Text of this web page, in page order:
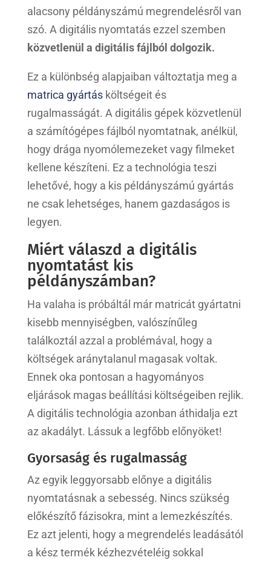
alacsony példányszámú megrendelésről van
szó. A digitális nyomtatás ezzel szemben
közvetlenül a digitális fájlból dolgozik.
Ez a különbség alapjaiban változtatja meg a
matrica gyártásköltségeit és
rugalmasságát. A digitális gépek közvetlenül
a számítógépes fájlból nyomtatnak, anélkül,
hogy drága nyomólemezeket vagy filmeket
kellene készíteni. Ez a technológia teszi
lehetővé, hogy a kis példányszámú gyártás
ne csak lehetséges, hanem gazdaságos is
legyen.
Miért válaszd a digitális
nyomtatást kis
példányszámban?
Ha valaha is próbáltál már matricát gyártatni
kisebb mennyiségben, valószínűleg
találkoztál azzal a problémával, hogy a
költségek aránytalanul magasak voltak.
Ennek oka pontosan a hagyományos
eljárások magas beállítási költségeiben rejlik.
A digitális technológia azonban áthidalja ezt
az akadályt. Lássuk a legfőbb előnyöket!
Gyorsaság és rugalmasság
Az egyik leggyorsabb előnye a digitális
nyomtatásnak a sebesség. Nincs szükség
előkészítő fázisokra, mint a lemezkészítés.
Ez azt jelenti, hogy a megrendelés leadásától
a kész termék kézhezvételéig sokkal